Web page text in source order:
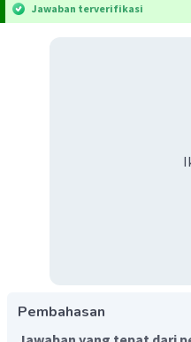
Jawaban terverifikasi
Pembahasan